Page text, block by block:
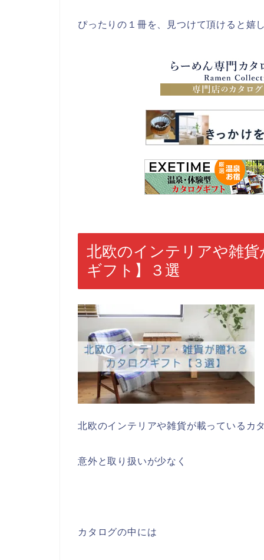
ぴったりの１冊を、見つけて頂けると嬉
北欧のインテリアや雑
ギフト】３選
北欧のインテリアや雑貨が載っているカ
意外と取り扱いが少なく
カタログの中には